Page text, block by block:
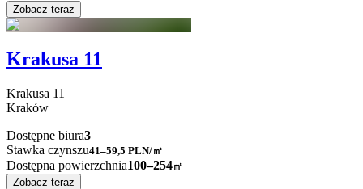
Zobacz teraz
Krakusa 11
Krakusa 11
Kraków
Dostępne biura3
Stawka czynszu41–59,5 PLN/㎡
Dostępna powierzchnia100–254㎡
Zobacz teraz